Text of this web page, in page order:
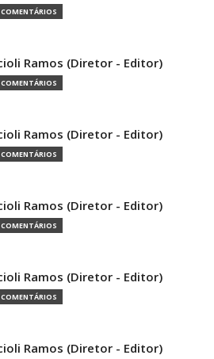
Ramos (Diretor - Editor)
Ramos (Diretor - Editor)
Ramos (Diretor - Editor)
Ramos (Diretor - Editor)
Ramos (Diretor - Editor)